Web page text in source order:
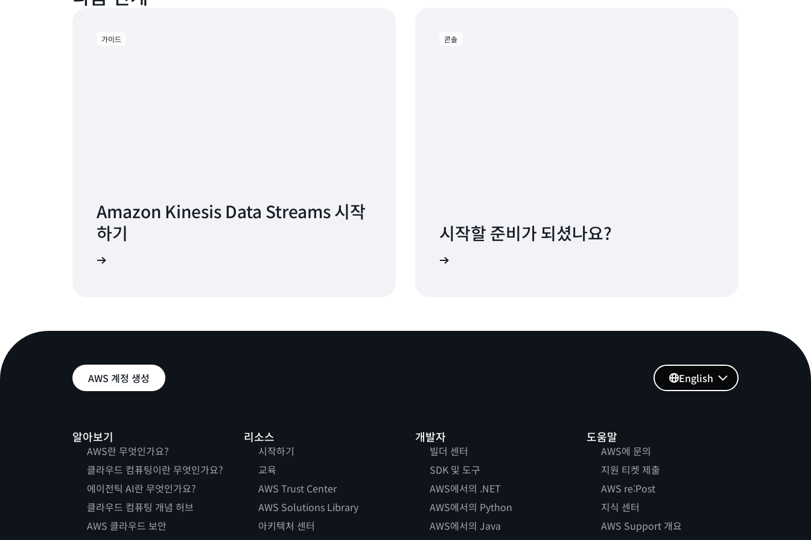
가이드
Amazon Kinesis Data Streams 시작
하기
콘솔
시작할 준비가 되셨나요?
AWS 계정 생성
알아보기
AWS란 무엇인가요?
클라우드 컴퓨팅이란 무엇인가요?
에이전틱 AI란 무엇인가요?
클라우드 컴퓨팅 개념 허브
AWS 클라우드 보안
리소스
시작하기
교육
AWS Trust Center
AWS Solutions Library
아키텍처 센터
개발자
빌더 센터
SDK 및 도구
AWS에서의 .NET
AWS에서의 Python
AWS에서의 Java
도움말
AWS에 문의
지원 티켓 제출
AWS re:Post
지식 센터
AWS Support 개요
English